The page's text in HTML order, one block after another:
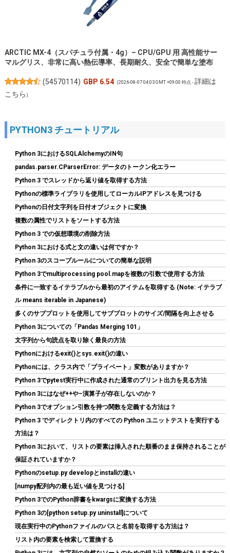
ARCTIC MX-4（スパチュラ付属・4g）– CPU/GPU 用 高性能サー
マルグリス、非常に高い熱伝導率、長期耐久、安全で簡単な塗布
(54570114) GBP 6.54 (2026-08-07 04:03 GMT +09:00 時点 -詳細は
こちら)
【Amazon.co.jp 限定】Western Digital ウエスタンデジタル WD
Red Plus 内蔵 HDD 8TB CMR 3.5インチ SATA 5640rpm キャッシ
ュ256MB NAS メーカー保証3年 WD80EFAX-AJP エコパッケージ
【国内正規取扱代理店】
(542395) GBP 286.57 (2026-08-07 04:03 GMT +09:00 時点 -詳細は
こちら)
AMD CPU Ryzen 7 9800X3D W/O Cooler 100-100001084WOF
CP1640
(5485966) GBP 337.47 (2026-08-07 04:03 GMT +09:00 時点 -
はこちら
TEAMGROUP (旧称 Team) T-FORCE DELTA RGB DDR5 6000MHz
32GB (16GBx2枚) CL38 PC5-48000 デスクトップ用 メモリ ホワ
イト Intel XMP3.0 / AMD EXPO 両対応【TEAMジャパン 国内正規
PYTHON3 チュートリアル
Python 3におけるSQLAlchemyのIN句
pandas.parser.CParserError: データのトークン化エラー
Python 3 でスレッドから返り値を取得する方法
Pythonの標準ライブラリを使用してローカルIPアドレスを見つける
Pythonの日付文字列を日付オブジェクトに変換
複数の属性でリストをソートする方法
Python 3 での仮想環境の削除方法
Python 3における式と文の違いは何ですか？
Python 3のスコープルールについての簡単な説明
Python 3でmultiprocessing pool.mapを複数の引数で使用する方法
条件に一致するイテラブルから最初のアイテムを取得する (Note: イテラブ
ル means iterable in Japanese)
多くのサブプロットを使用してサブプロットのサイズ/間隔を向上させる
Python 3についての「Pandas Merging 101」
文字列から句読点を取り除く最良の方法
Pythonにおけるexit()とsys.exit()の違い
Pythonには、クラス内で「プライベート」変数がありますか？
Python 3でpytest実行中に作成された通常のプリント出力を見る方法
Python 3にはなぜ++や–演算子が存在しないのか？
Python 3でオプション引数を持つ関数を定義する方法は？
Python 3 でディレクトリ内のすべての Python ユニットテストを実行する
方法は？
Python 3において、リストの要素は挿入された順番のまま保持されることが
保証されていますか？
Pythonのsetup.py developとinstallの違い
[numpy配列内の最も近い値を見つける]
Python 3でのPython辞書をkwargsに変換する方法
Python 3の[python setup.py uninstall]について
現在実行中のPythonファイルのパスと名前を取得する方法は？
リスト内の要素を検索して置換する